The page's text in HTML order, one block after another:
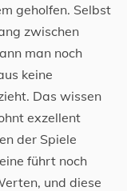
geholfen. Selbst
zwischen
man noch
keine
Das wissen
exzellent
der Spiele
führt noch
und diese